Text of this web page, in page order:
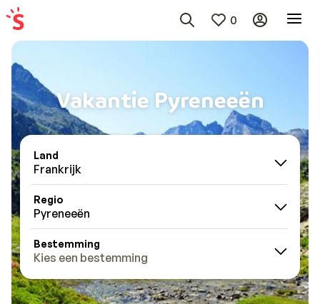
0
Vakantie Pyreneeën
Land
Frankrijk
Regio
Pyreneeën
Bestemming
Kies een bestemming